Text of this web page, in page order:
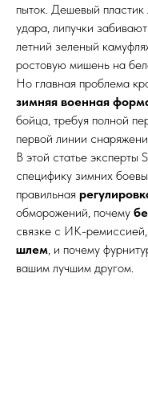
пыток. Дешевый пластик
удара, липучки
летний зеленый
ростовую мишень на
Но главная проблема
зимняя военная
бойца, требуя полной
первой линии
В этой статье эксперты
специфику зимних
правильная
обморожений, почему
связке с ИК-
шлем, и почему
вашим лучшим другом.